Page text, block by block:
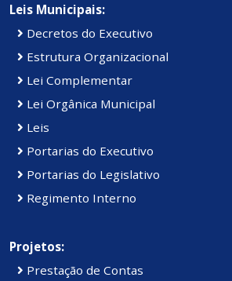
Leis Municipais:
Decretos do Executivo
Estrutura Organizacional
Lei Complementar
Lei Orgânica Municipal
Leis
Portarias do Executivo
Portarias do Legislativo
Regimento Interno
Projetos:
Prestação de Contas